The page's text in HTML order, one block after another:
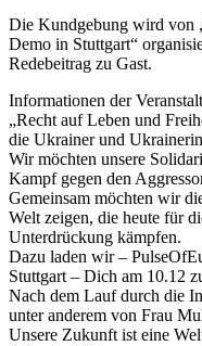
Die Kundgebung wird von
Demo in Stuttgart“
Redebeitrag zu Gast.
Informationen der
„Recht auf Leben und
die Ukrainer und
Wir möchten unsere
Kampf gegen den
Gemeinsam möchten wir
Welt zeigen, die heute für
Unterdrückung kämpfen.
Dazu laden wir –
Stuttgart – Dich am 10.12
Nach dem Lauf durch die
unter anderem von Frau
Unsere Zukunft ist eine